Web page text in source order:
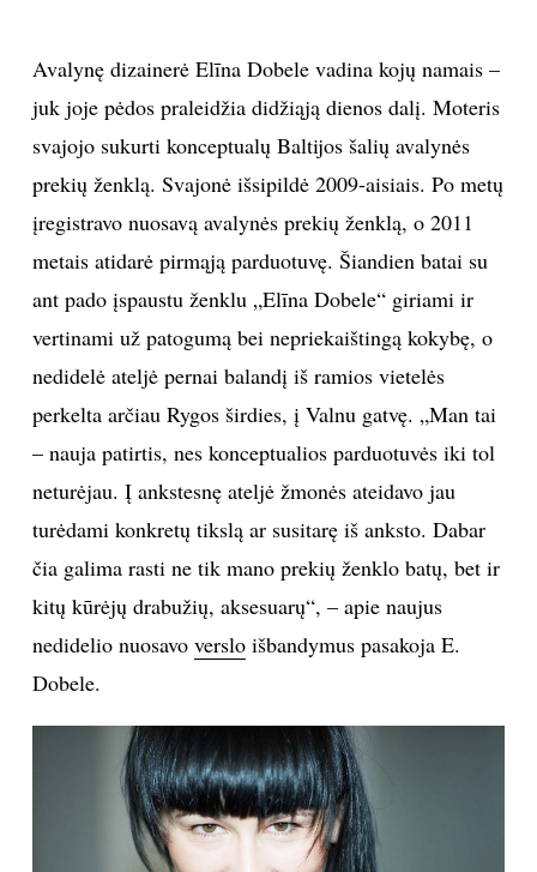
KINAS
MUZIKA
TEATRAS
FOTOGRAFIJA
MENAS
ORAI
ISTORIJA
KNYGOS
INTERJERAS
Avalynę dizainerė Elīna Dobele vadina kojų namais –
juk joje pėdos praleidžia didžiąją dienos dalį. Moteris
svajojo sukurti konceptualų Baltijos šalių avalynės
prekių ženklą. Svajonė išsipildė 2009-aisiais. Po metų
įregistravo nuosavą avalynės prekių ženklą, o 2011
metais atidarė pirmąją parduotuvę. Šiandien batai su
ant pado įspaustu ženklu „Elīna Dobele“ giriami ir
vertinami už patogumą bei nepriekaištingą kokybę, o
nedidelė ateljė pernai balandį iš ramios vietelės
perkelta arčiau Rygos širdies, į Valnu gatvę. „Man tai
– nauja patirtis, nes konceptualios parduotuvės iki tol
neturėjau. Į ankstesnę ateljė žmonės ateidavo jau
turėdami konkretų tikslą ar susitarę iš anksto. Dabar
čia galima rasti ne tik mano prekių ženklo batų, bet ir
kitų kūrėjų drabužių, aksesuarų“, – apie naujus
nedidelio nuosavo versloišbandymus pasakoja E.
Dobele.